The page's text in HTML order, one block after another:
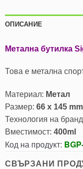
ОПИСАНИЕ
Метална бутилка
Това е метална
Материал: Метал
Размер: 66 x 145 mm
Технология на
Вместимост: 400ml
Код на продукт:
СВЪРЗАНИ